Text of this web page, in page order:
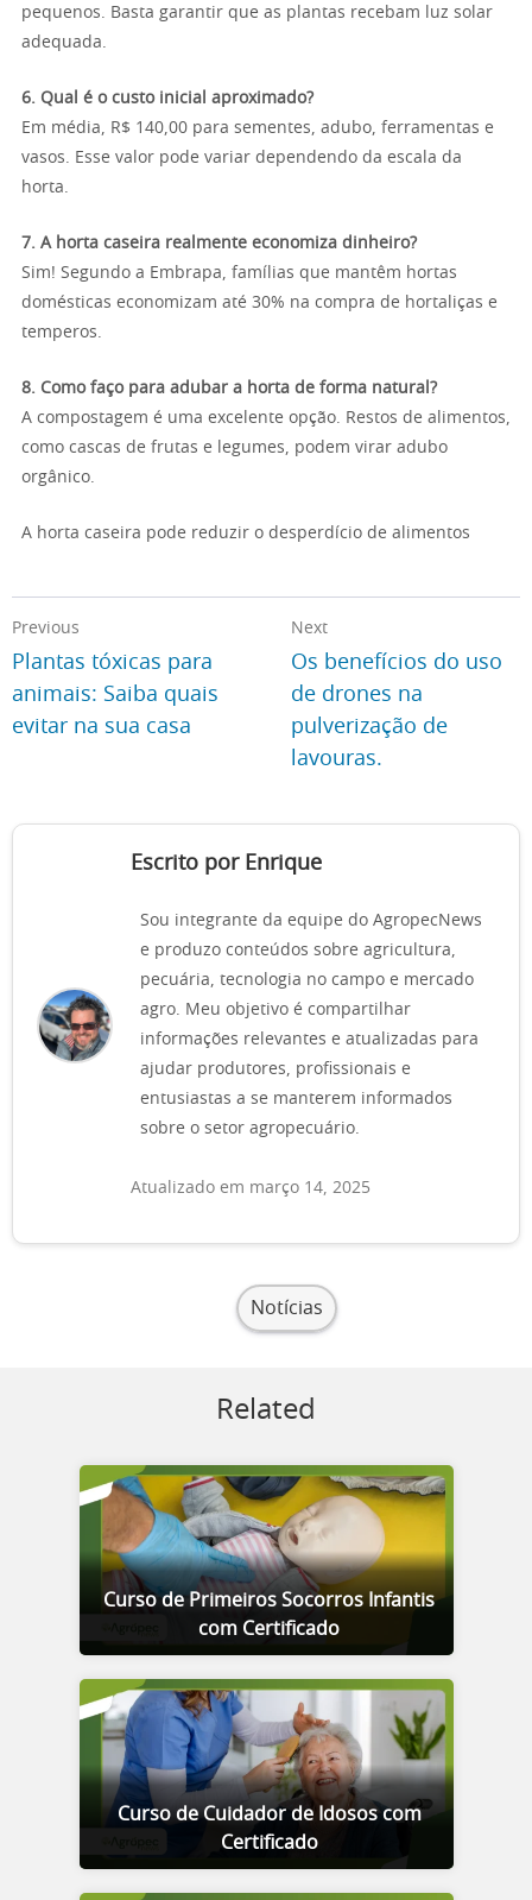
pequenos. Basta garantir que as plantas recebam luz solar
adequada.
6. Qual é o custo inicial aproximado?
Em média, R$ 140,00 para sementes, adubo, ferramentas e
vasos. Esse valor pode variar dependendo da escala da
horta.
7. A horta caseira realmente economiza dinheiro?
Sim! Segundo a Embrapa, famílias que mantêm hortas
domésticas economizam até 30% na compra de hortaliças e
temperos.
8. Como faço para adubar a horta de forma natural?
A compostagem é uma excelente opção. Restos de alimentos,
como cascas de frutas e legumes, podem virar adubo
orgânico.
A horta caseira pode reduzir o desperdício de alimentos
Previous
Plantas tóxicas para
animais: Saiba quais
evitar na sua casa
Next
Os benefícios do uso
de drones na
pulverização de
lavouras.
Escrito por Enrique
Sou integrante da equipe do AgropecNews
e produzo conteúdos sobre agricultura,
pecuária, tecnologia no campo e mercado
agro. Meu objetivo é compartilhar
informações relevantes e atualizadas para
ajudar produtores, profissionais e
entusiastas a se manterem informados
sobre o setor agropecuário.
Atualizado em março 14, 2025
Notícias
Related
Curso de Primeiros Socorros Infantis
com Certificado
Curso de Cuidador de Idosos com
Certificado